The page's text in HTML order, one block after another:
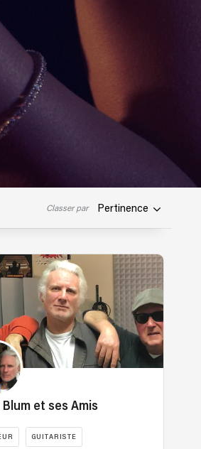
Classer par Pertinence
Blum et ses Amis
GUITARISTE